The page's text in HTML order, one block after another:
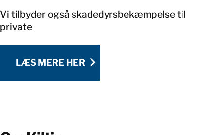
Vi tilbyder også skadedyrsbekæmpelse til
private
LÆS MERE HER